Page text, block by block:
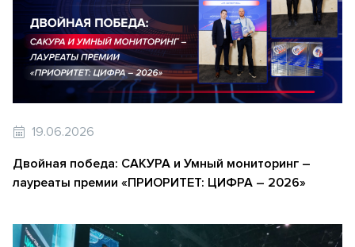
19.06.2026
Двойная победа: САКУРА и Умный мониторинг –
лауреаты премии «ПРИОРИТЕТ: ЦИФРА – 2026»